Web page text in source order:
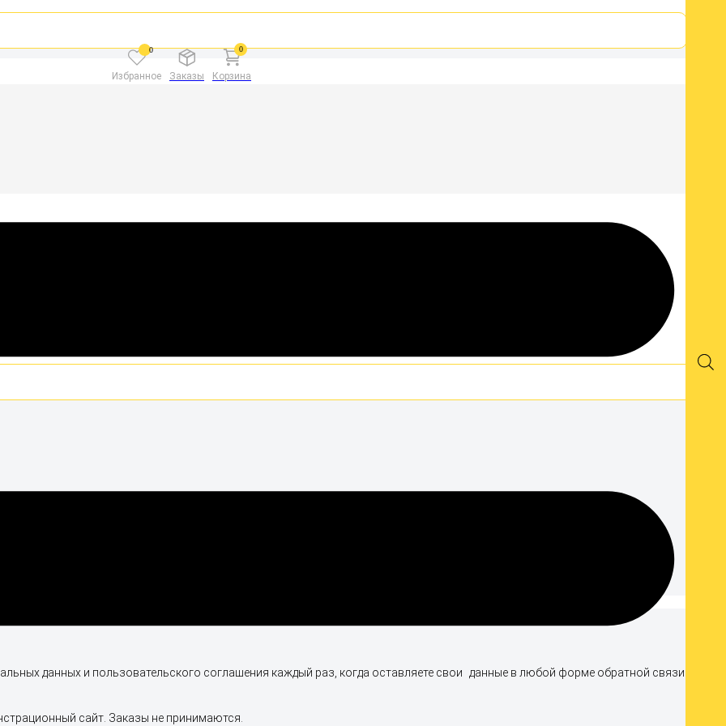
0
Избранное Заказы
0
Корзина
данных и пользовательского соглашения каждый раз, когда оставляете свои данные в любой форме обратной связи на
сайт. Заказы не принимаются.